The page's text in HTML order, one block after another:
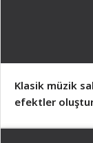
Klasik müzik
efektler